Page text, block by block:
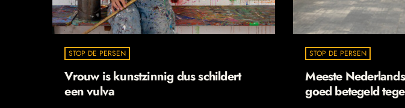
STOP DE PERSEN
Vrouw is kunstzinnig dus schildert
een vulva
STOP DE PERSEN
Meeste
goed betegeld